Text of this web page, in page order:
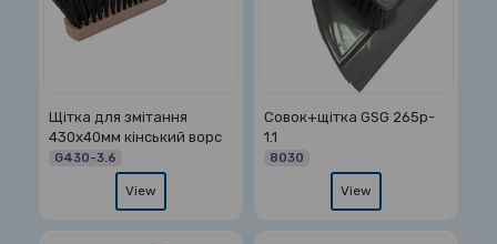
Щітка для змітання
430х40мм кінський ворс
G430-3.6
View
Совок+щітка GSG 265p-
1.1
8030
View